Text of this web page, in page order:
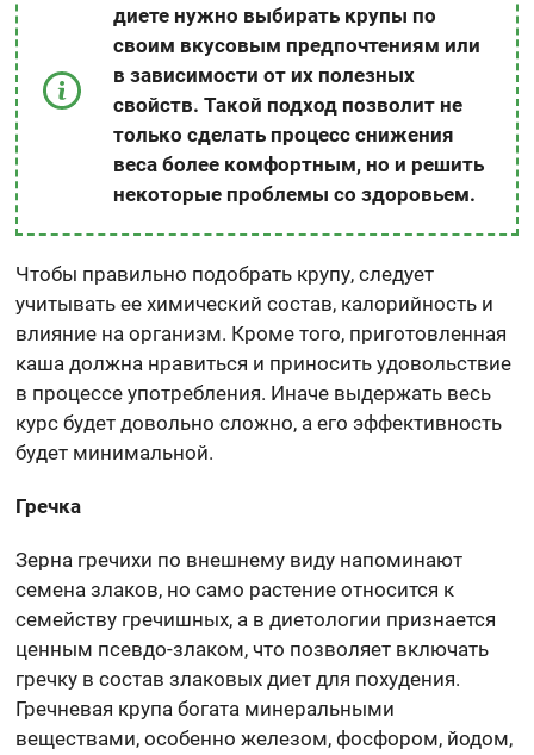
диете нужно выбирать крупы по
своим вкусовым предпочтениям или
в зависимости от их полезных
свойств. Такой подход позволит не
только сделать процесс снижения
веса более комфортным, но и решить
некоторые проблемы со здоровьем.
Чтобы правильно подобрать крупу, следует
учитывать ее химический состав, калорийность и
влияние на организм. Кроме того, приготовленная
каша должна нравиться и приносить удовольствие
в процессе употребления. Иначе выдержать весь
курс будет довольно сложно, а его эффективность
будет минимальной.
Гречка
Зерна гречихи по внешнему виду напоминают
семена злаков, но само растение относится к
семейству гречишных, а в диетологии признается
ценным псевдо-злаком, что позволяет включать
гречку в состав злаковых диет для похудения.
Гречневая крупа богата минеральными
веществами, особенно железом, фосфором, йодом,